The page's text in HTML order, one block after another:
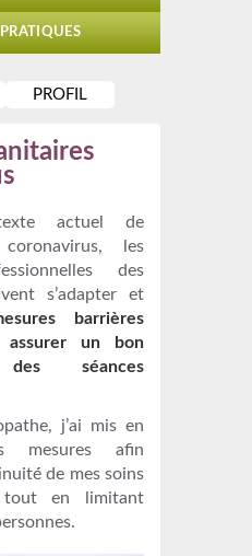
PRATIQUES
PROFIL
actuel de
les
des
s’adapter et
barrières
assurer un bon
des séances
j’ai mis en
mesures afin
de mes soins
tout en limitant